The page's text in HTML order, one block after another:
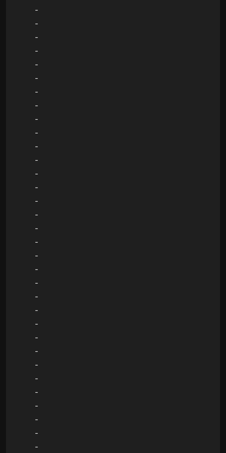
-
-
-
-
-
-
-
-
-
-
-
-
-
-
-
-
-
-
-
-
-
-
-
-
-
-
-
-
-
-
-
-
-